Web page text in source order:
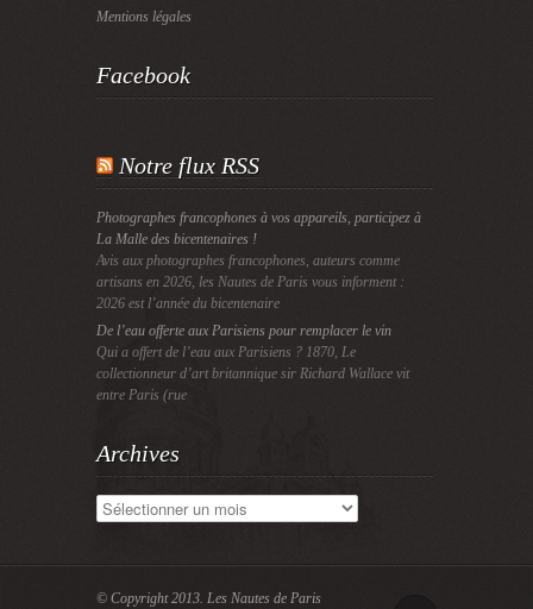
Mentions légales
Facebook
Notre flux RSS
Photographes francophones à vos appareils, participez à
La Malle des bicentenaires !
Avis aux photographes francophones, auteurs comme
artisans en 2026, les Nautes de Paris vous informent :
2026 est l’année du bicentenaire
De l’eau offerte aux Parisiens pour remplacer le vin
Qui a offert de l’eau aux Parisiens ? 1870, Le
collectionneur d’art britannique sir Richard Wallace vit
entre Paris (rue
Archives
Archives
© Copyright 2013. Les Nautes de Paris